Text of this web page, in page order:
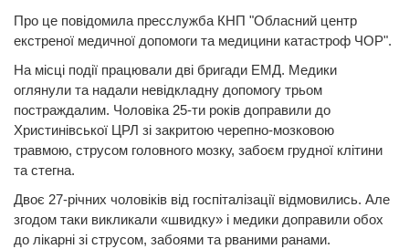
Про це повідомила пресслужба КНП "Обласний центр
екстреної медичної допомоги та медицини катастроф ЧОР".
На місці події працювали дві бригади ЕМД. Медики
оглянули та надали невідкладну допомогу трьом
постраждалим. Чоловіка 25-ти років доправили до
Христинівської ЦРЛ зі закритою черепно-мозковою
травмою, струсом головного мозку, забоєм грудної клітини
та стегна.
Двоє 27-річних чоловіків від госпіталізації відмовились. Але
згодом таки викликали «швидку» і медики доправили обох
до лікарні зі струсом, забоями та рваними ранами.